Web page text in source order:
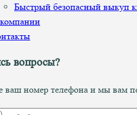
Быстрый безопасный выкуп
вопросы?
ваш номер телефона и мы вам